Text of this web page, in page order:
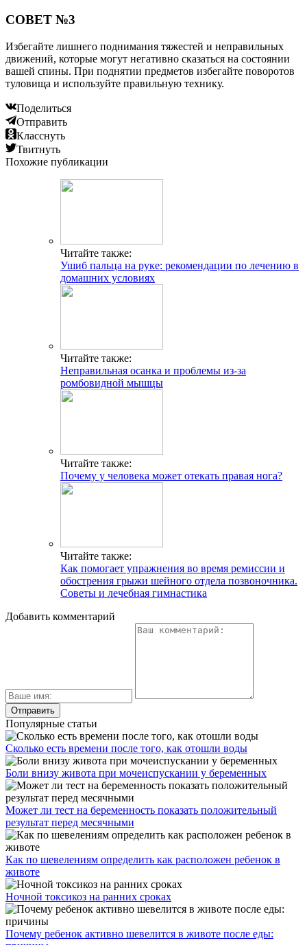
СОВЕТ №3
Избегайте лишнего поднимания тяжестей и неправильных
движений, которые могут негативно сказаться на состоянии
вашей спины. При поднятии предметов избегайте поворотов
туловища и используйте правильную технику.
Поделиться
Отправить
Класснуть
Твитнуть
Похожие публикации
Читайте также:
Ушиб пальца на руке: рекомендации по лечению в
домашних условиях
Читайте также:
Неправильная осанка и проблемы из-за
ромбовидной мышцы
Читайте также:
Почему у человека может отекать правая нога?
Читайте также:
Как помогает упражнения во время ремиссии и
обострения грыжи шейного отдела позвоночника.
Советы и лечебная гимнастика
Добавить комментарий
Популярные статьи
Сколько есть времени после того, как отошли воды
Боли внизу живота при мочеиспускании у беременных
Может ли тест на беременность показать положительный
результат перед месячными
Как по шевелениям определить как расположен ребенок в
животе
Ночной токсикоз на ранних сроках
Почему ребенок активно шевелится в животе после еды: